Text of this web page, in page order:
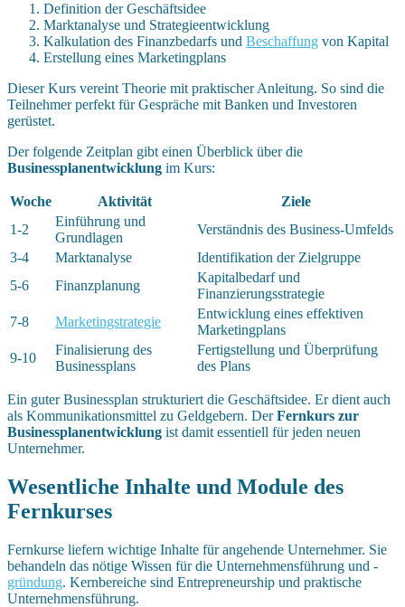
Definition der Geschäftsidee
Marktanalyse und Strategieentwicklung
Kalkulation des Finanzbedarfs und Beschaffung von Kapital
Erstellung eines Marketingplans
Dieser Kurs vereint Theorie mit praktischer Anleitung. So sind die
Teilnehmer perfekt für Gespräche mit Banken und Investoren
gerüstet.
Der folgende Zeitplan gibt einen Überblick über die
Businessplanentwicklung im Kurs:
Woche Aktivität
Ziele
1-2
Einführung und
Grundlagen
Verständnis des Business-Umfelds
3-4
Marktanalyse
Identifikation der Zielgruppe
5-6
Finanzplanung
Kapitalbedarf und
Finanzierungsstrategie
7-8
Marketingstrategie
Entwicklung eines effektiven
Marketingplans
9-10
Finalisierung des
Businessplans
Fertigstellung und Überprüfung
des Plans
Ein guter Businessplan strukturiert die Geschäftsidee. Er dient auch
als Kommunikationsmittel zu Geldgebern. DerFernkurs zur
Businessplanentwicklung ist damit essentiell für jeden neuen
Unternehmer.
Wesentliche Inhalte und Module des
Fernkurses
Fernkurse liefern wichtige Inhalte für angehende Unternehmer. Sie
behandeln das nötige Wissen für die Unternehmensführung und -
gründung. Kernbereiche sind Entrepreneurship und praktische
Unternehmensführung.